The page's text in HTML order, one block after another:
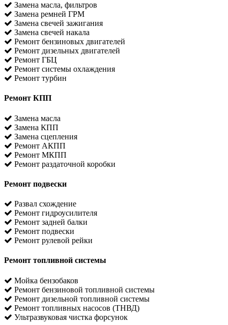
Замена масла, фильтров
Замена ремней ГРМ
Замена свечей зажигания
Замена свечей накала
Ремонт бензиновых двигателей
Ремонт дизельных двигателей
Ремонт ГБЦ
Ремонт системы охлаждения
Ремонт турбин
Ремонт КПП
Замена масла
Замена КПП
Замена сцепления
Ремонт АКПП
Ремонт МКПП
Ремонт раздаточной коробки
Ремонт подвески
Развал схождение
Ремонт гидроусилителя
Ремонт задней балки
Ремонт подвески
Ремонт рулевой рейки
Ремонт топливной системы
Мойка бензобаков
Ремонт бензиновой топливной системы
Ремонт дизельной топливной системы
Ремонт топливных насосов (ТНВД)
Ультразвуковая чистка форсунок